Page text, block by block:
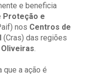
e beneficia
Proteção e
nos Centros de
(Cras) das regiões
que a ação é